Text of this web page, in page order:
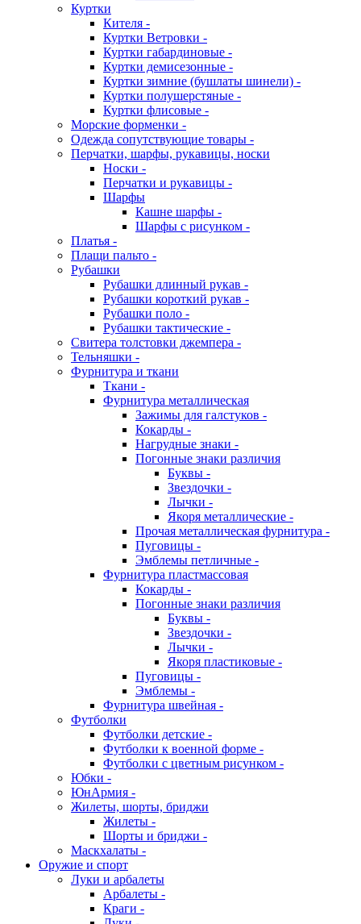
Куртки
Кителя -
Куртки Ветровки -
Куртки габардиновые -
Куртки демисезонные -
Куртки зимние (бушлаты шинели) -
Куртки полушерстяные -
Куртки флисовые -
Морские форменки -
Одежда сопутствующие товары -
Перчатки, шарфы, рукавицы, носки
Носки -
Перчатки и рукавицы -
Шарфы
Кашне шарфы -
Шарфы с рисунком -
Платья -
Плащи пальто -
Рубашки
Рубашки длинный рукав -
Рубашки короткий рукав -
Рубашки поло -
Рубашки тактические -
Свитера толстовки джемпера -
Тельняшки -
Фурнитура и ткани
Ткани -
Фурнитура металлическая
Зажимы для галстуков -
Кокарды -
Нагрудные знаки -
Погонные знаки различия
Буквы -
Звездочки -
Лычки -
Якоря металлические -
Прочая металлическая фурнитура -
Пуговицы -
Эмблемы петличные -
Фурнитура пластмассовая
Кокарды -
Погонные знаки различия
Буквы -
Звездочки -
Лычки -
Якоря пластиковые -
Пуговицы -
Эмблемы -
Фурнитура швейная -
Футболки
Футболки детские -
Футболки к военной форме -
Футболки с цветным рисунком -
Юбки -
ЮнАрмия -
Жилеты, шорты, бриджи
Жилеты -
Шорты и бриджи -
Маскхалаты -
Оружие и спорт
Луки и арбалеты
Арбалеты -
Краги -